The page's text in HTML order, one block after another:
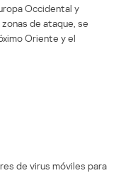
Occidental y
de ataque, se
Oriente y el
de virus móviles para